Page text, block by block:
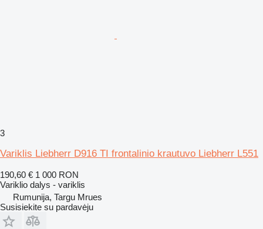
3
Variklis Liebherr D916 TI frontalinio krautuvo Liebherr L551
190,60 € 1 000 RON
Variklio dalys - variklis
Rumunija, Targu Mrues
Susisiekite su pardavėju